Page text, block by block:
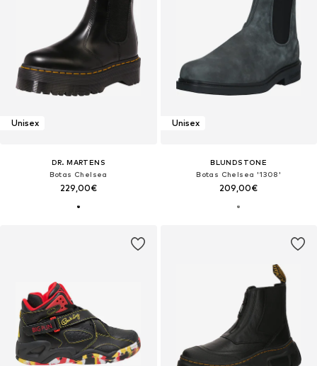
Unisex
DR. MARTENS
Botas Chelsea
229,00€
Unisex
BLUNDSTONE
Botas Chelsea '1308'
209,00€